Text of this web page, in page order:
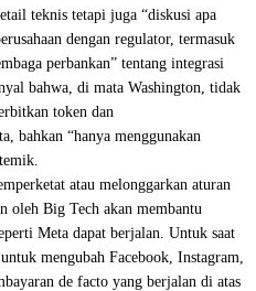
teknis tetapi juga “diskusi apa
dengan regulator, termasuk
perbankan” tentang integrasi
bahwa, di mata Washington, tidak
token dan
bahkan “hanya menggunakan
atau melonggarkan aturan
oleh Big Tech akan membantu
Meta dapat berjalan. Untuk saat
mengubah Facebook, Instagram,
de facto yang berjalan di atas